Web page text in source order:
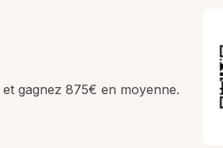
et gagnez 875€ en moyenne.